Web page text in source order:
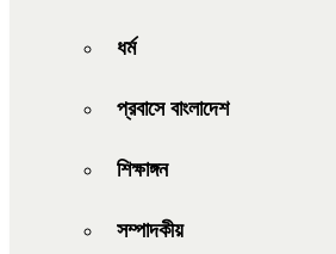
ধর্ম
প্রবাসে বাংলাদেশ
শিক্ষাঙ্গন
সম্পাদকীয়